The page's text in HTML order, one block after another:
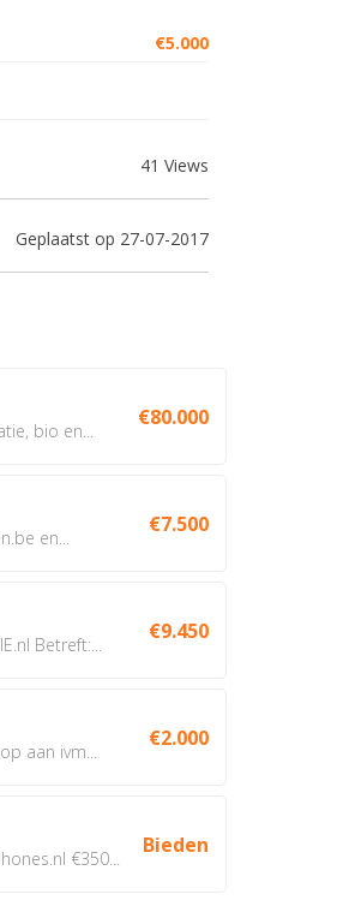
€5.000
41 Views
Geplaatst op 27-07-2017
bio en...
€80.000
en...
€7.500
Betreft:...
€9.450
aan ivm...
€2.000
€350...
Bieden